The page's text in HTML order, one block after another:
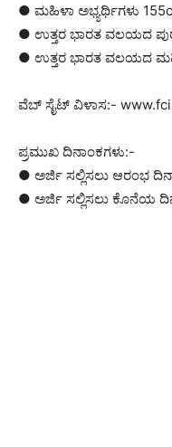
● ಮಹಿಳಾ ಅಭ್ಯರ್ಥಿಗಳು
● ಉತ್ತರ ಭಾರತ ವಲಯದ
● ಉತ್ತರ ಭಾರತ ವಲಯದ
ವೆಬ್ ಸೈಟ್ ವಿಳಾಸ:-
ಪ್ರಮುಖ ದಿನಾಂಕಗಳು:-
● ಅರ್ಜಿ ಸಲ್ಲಿಸಲು ಆರಂಭ
● ಅರ್ಜಿ ಸಲ್ಲಿಸಲು ಕೊನೆಯ